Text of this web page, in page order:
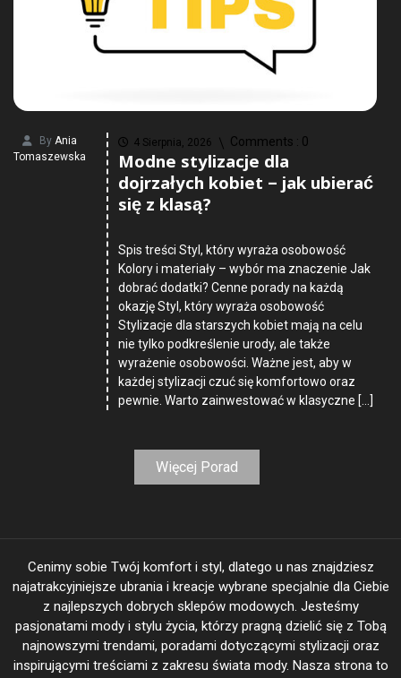
By Ania
Tomaszewska
4 Sierpnia, 2026 Comments : 0
Modne stylizacje dla
dojrzałych kobiet – jak ubierać
się z klasą?
Spis treści Styl, który wyraża osobowość
Kolory i materiały – wybór ma znaczenie Jak
dobrać dodatki? Cenne porady na każdą
okazję Styl, który wyraża osobowość
Stylizacje dla starszych kobiet mają na celu
nie tylko podkreślenie urody, ale także
wyrażenie osobowości. Ważne jest, aby w
każdej stylizacji czuć się komfortowo oraz
pewnie. Warto zainwestować w klasyczne […]
Więcej Porad
Cenimy sobie Twój komfort i styl, dlatego u nas znajdziesz
najatrakcyjniejsze ubrania i kreacje wybrane specjalnie dla Ciebie
z najlepszych dobrych sklepów modowych. Jesteśmy
pasjonatami mody i stylu życia, którzy pragną dzielić się z Tobą
najnowszymi trendami, poradami dotyczącymi stylizacji oraz
inspirującymi treściami z zakresu świata mody. Nasza strona to